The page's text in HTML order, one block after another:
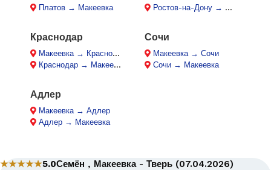
Платов → Макеевка
Ростов-на-Дону → Макеевка
Краснодар
Макеевка → Краснодар
Краснодар → Макеевка
Сочи
Макеевка → Сочи
Сочи → Макеевка
Адлер
Макеевка → Адлер
Адлер → Макеевка
★★★★★5.0Семён , Макеевка - Тверь (07.04.2026)